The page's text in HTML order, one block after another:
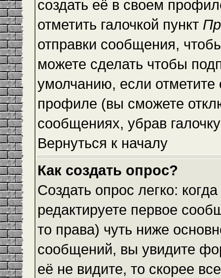
создать её в своем
отметить галочкой пункт
отправки сообщения,
можете сделать чтобы
умолчанию, если
профиле (вы сможете
сообщениях, убрав
Вернуться к началу
Как создать опрос?
Создать опрос легко:
редактируете первое
то права) чуть ниже
сообщений, вы увидите
её не видите, то скорее